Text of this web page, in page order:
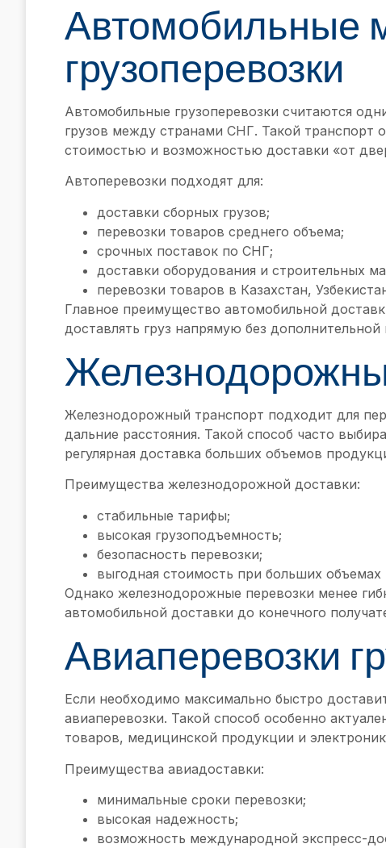
Автомобильные
грузоперевозки
Автомобильные грузоперевозки считаются
грузов между странами СНГ. Такой транспорт
стоимостью и возможностью доставки «от
Автоперевозки подходят для:
доставки сборных грузов;
перевозки товаров среднего объема;
срочных поставок по СНГ;
доставки оборудования и строительных
перевозки товаров в Казахстан,
Главное преимущество автомобильной
доставлять груз напрямую без дополнительной
Железнодорожный транспорт подходит для
дальние расстояния. Такой способ часто
регулярная доставка больших объемов
Преимущества железнодорожной доставки:
стабильные тарифы;
высокая грузоподъемность;
безопасность перевозки;
выгодная стоимость при больших объемах
Однако железнодорожные перевозки менее
автомобильной доставки до конечного
Авиаперевозки
Если необходимо максимально быстро
авиаперевозки. Такой способ особенно
товаров, медицинской продукции и
Преимущества авиадоставки:
минимальные сроки перевозки;
высокая надежность;
возможность международной экспресс-